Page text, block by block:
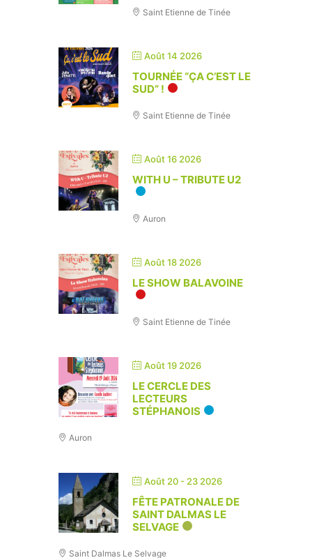
Saint Etienne de Tinée
Août 14 2026
TOURNÉE “ÇA C’EST LE
SUD” !
Saint Etienne de Tinée
Août 16 2026
WITH U – TRIBUTE U2
Auron
Août 18 2026
LE SHOW BALAVOINE
Saint Etienne de Tinée
Août 19 2026
LE CERCLE DES
LECTEURS
STÉPHANOIS
Auron
Août 20 - 23 2026
FÊTE PATRONALE DE
SAINT DALMAS LE
SELVAGE
Saint Dalmas Le Selvage